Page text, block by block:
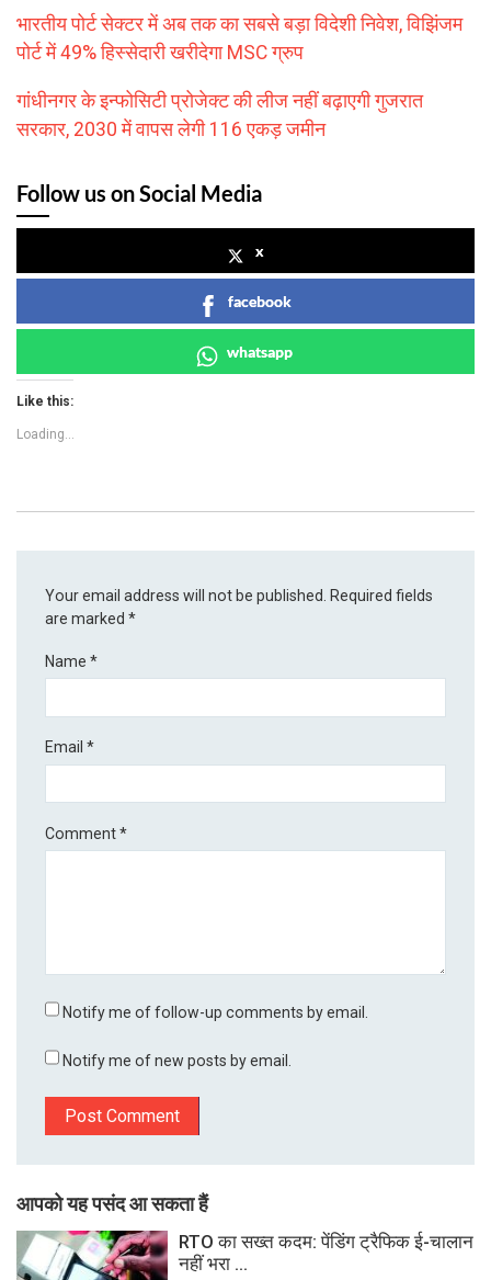
भारतीय पोर्ट सेक्टर में अब तक का सबसे बड़ा विदेशी निवेश, विझिंजम
पोर्ट में 49% हिस्सेदारी खरीदेगा MSC ग्रुप
गांधीनगर के इन्फोसिटी प्रोजेक्ट की लीज नहीं बढ़ाएगी गुजरात
सरकार, 2030 में वापस लेगी 116 एकड़ जमीन
Follow us on Social Media
x
facebook
whatsapp
Like this:
Loading...
Your email address will not be published.
Required fields
are marked*
Name*
Email*
Comment*
Notify me of follow-up comments by email.
Notify me of new posts by email.
आपको यह पसंद आ सकता हैं
RTO का सख्त कदम: पेंडिंग ट्रैफिक ई-चालान
नहीं भरा ...